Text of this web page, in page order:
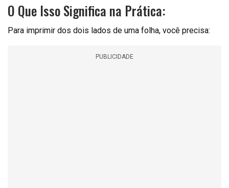
O Que Isso Significa na Prática:
Para imprimir dos dois lados de uma folha, você precisa:
PUBLICIDADE